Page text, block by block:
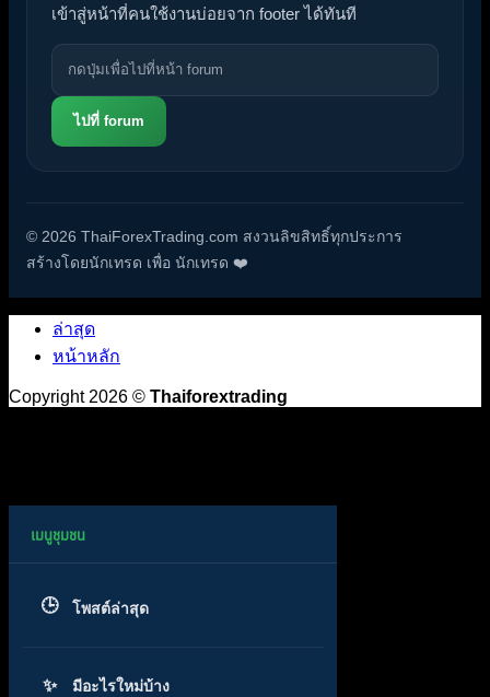
เข้าสู่หน้าที่คนใช้งานบ่อยจาก footer ได้ทันที
ไปที่ forum
© 2026 ThaiForexTrading.com สงวนลิขสิทธิ์ทุกประการ
สร้างโดยนักเทรด เพื่อ นักเทรด ❤️
ล่าสุด
หน้าหลัก
Copyright 2026 © Thaiforextrading
โพสต์ล่าสุด
มีอะไรใหม่บ้าง